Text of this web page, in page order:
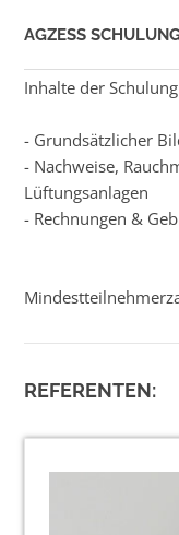
AGZESS
Inhalte der
- Grundsätzlicher
- Nachweise,
Lüftungsanlagen
- Rechnungen &
REFERENTEN: